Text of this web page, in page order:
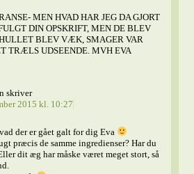
MEN HVAD HAR JEG DA GJORT
DIN OPSKRIFT, MEN DE BLEV
BLEV VÆK, SMAGER VAR
TRÆLS UDSEENDE. MVH EVA
skriver
2015 kl. 10:27
der er gået galt for dig Eva
præcis de samme ingredienser? Har du
dit æg har måske været meget stort, så